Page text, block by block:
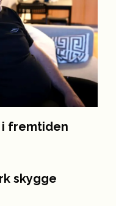
i fremtiden
skygge